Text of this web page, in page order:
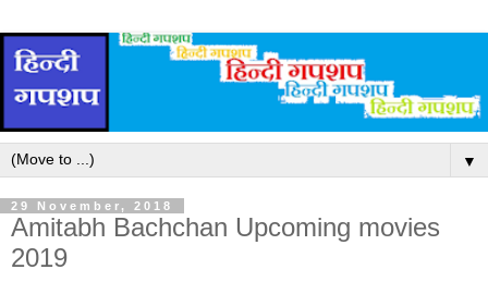
▼
29 November, 2018
Amitabh Bachchan Upcoming movies
2019